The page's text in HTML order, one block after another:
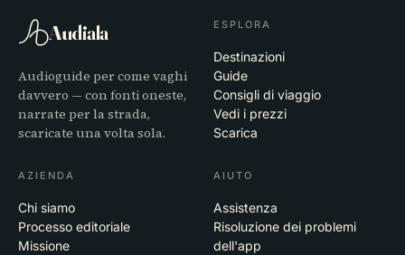
Audiala
Audioguide per come vaghi
davvero — con fonti oneste,
narrate per la strada,
scaricate una volta sola.
ESPLORA
Destinazioni
Guide
Consigli di viaggio
Vedi i prezzi
Scarica
AZIENDA
Chi siamo
Processo editoriale
Missione
AIUTO
Assistenza
Risoluzione dei problemi
dell'app